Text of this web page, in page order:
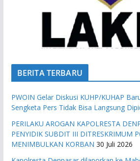
BERITA TERBARU
PWOIN Gelar Diskusi KUHP/KUHAP
Sengketa Pers Tidak Bisa Langsung
PERILAKU AROGAN KAPOLRESTA
PENYIDIK SUBDIT III DITRESKRIMUM
MENIMBULKAN KORBAN 30 Juli 2026